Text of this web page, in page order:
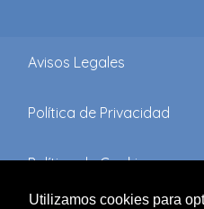
Utilizamos cookies para
Avisos Legales
Política de Privacidad
Política de Cookies